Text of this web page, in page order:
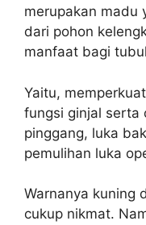
merupakan madu
dari pohon
manfaat bagi
Yaitu,
fungsi ginjal serta
pinggang, luka
pemulihan luka
Warnanya kuning
cukup nikmat.